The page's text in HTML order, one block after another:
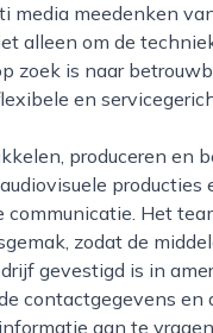
media meedenken
alleen om de
zoek is naar
en
Het
zodat de
gevestigd is in
contactgegevens en
aan te